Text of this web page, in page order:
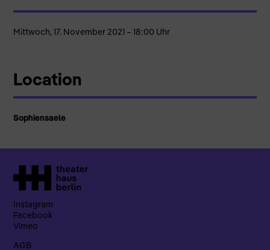
Mittwoch, 17. November 2021 – 18:00 Uhr
Location
Sophiensaele
Instagram
Facebook
Vimeo
AGB